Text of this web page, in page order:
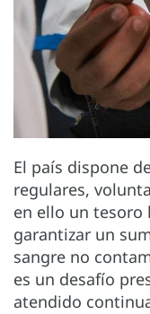
El país dispone
regulares,
en ello un
garantizar un
sangre no
es un desafío
atendido